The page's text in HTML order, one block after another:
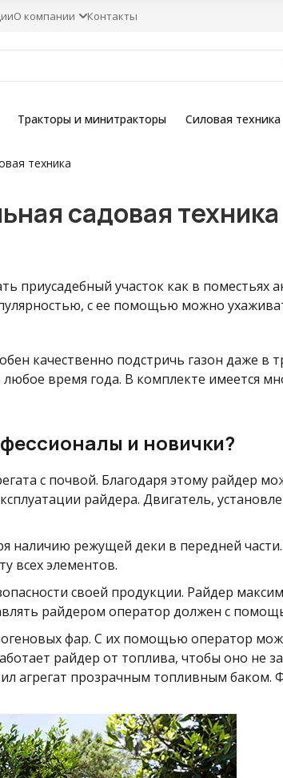
О компании Контакты
Тракторы и минитракторы Силовая техника
техника
садовая техника
приусадебный участок как в
с ее помощью можно
качественно подстричь газон даже в
время года. В комплекте имеется
и новички?
с почвой. Благодаря этому райдер
райдера. Двигатель,
режущей деки в передней
всех элементов.
своей продукции. Райдер
райдером оператор должен с
фар. С их помощью оператор
райдер от топлива, чтобы оно не
агрегат прозрачным топливным